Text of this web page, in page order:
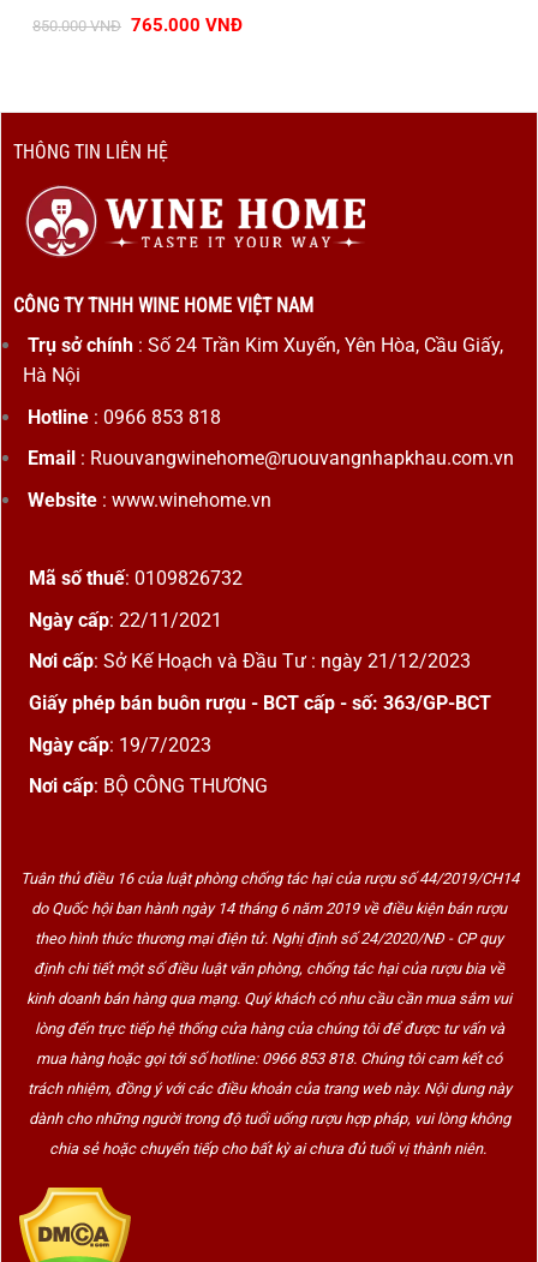
đánh giá
850.000VNĐ Giá
765.000 VNĐGiá
THÔNG TIN LIÊN HỆ
CÔNG TY TNHH WINE HOME VIỆT NAM
Trụ sở chính: Số 24 Trần Kim Xuyến, Yên Hòa, Cầu Giấy,
Hà Nội
Hotline: 0966 853 818
Email : Ruouvangwinehome@ruouvangnhapkhau.com.vn
Website: www.winehome.vn
Mã số thuế: 0109826732
Ngày cấp: 22/11/2021
Nơi cấp: Sở Kế Hoạch và Đầu Tư : ngày 21/12/2023
Giấy phép bán buôn rượu - BCT cấp - số: 363/GP-BCT
Ngày cấp: 19/7/2023
Nơi cấp: BỘ CÔNG THƯƠNG
Tuân thủ điều 16 của luật phòng chống tác hại của rượu số 44/2019/CH14
do Quốc hội ban hành ngày 14 tháng 6 năm 2019 về điều kiện bán rượu
theo hình thức thương mại điện tử. Nghị định số 24/2020/NĐ - CP quy
định chi tiết một số điều luật văn phòng, chống tác hại của rượu bia về
kinh doanh bán hàng qua mạng. Quý khách có nhu cầu cần mua sắm vui
lòng đến trực tiếp hệ thống cửa hàng của chúng tôi để được tư vấn và
mua hàng hoặc gọi tới số hotline: 0966 853 818. Chúng tôi cam kết có
trách nhiệm, đồng ý với các điều khoản của trang web này. Nội dung này
dành cho những người trong độ tuổi uống rượu hợp pháp, vui lòng không
chia sẻ hoặc chuyển tiếp cho bất kỳ ai chưa đủ tuổi vị thành niên.